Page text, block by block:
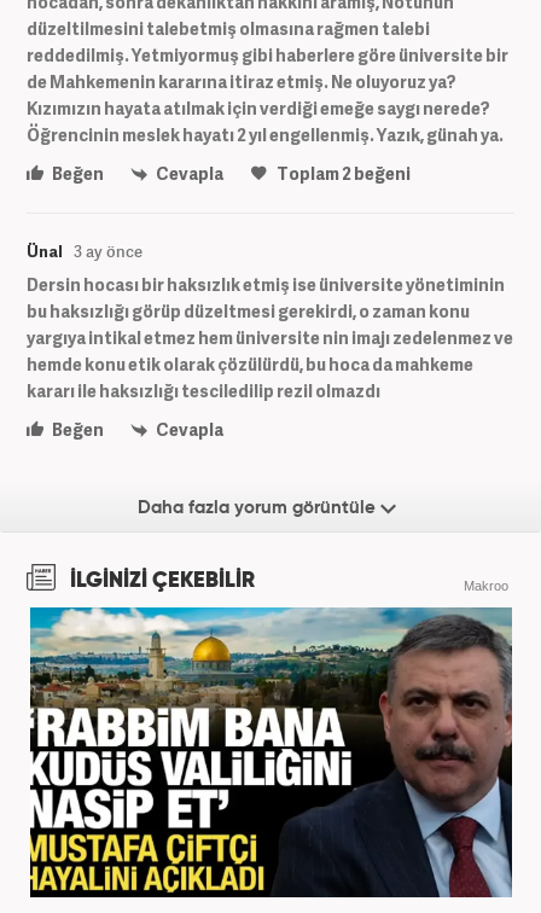
düzeltilmesini talebetmiş olmasına rağmen talebi
reddedilmiş. Yetmiyormuş gibi haberlere göre üniversite bir
de Mahkemenin kararına itiraz etmiş. Ne oluyoruz ya?
Kızımızın hayata atılmak için verdiği emeğe saygı nerede?
Öğrencinin meslek hayatı 2 yıl engellenmiş. Yazık, günah ya.
Beğen
Cevapla Toplam2 beğeni
Ünal 3 ay önce
Dersin hocası bir haksızlık etmiş ise üniversite yönetiminin
bu haksızlığı görüp düzeltmesi gerekirdi, o zaman konu
yargıya intikal etmez hem üniversite nin imajı zedelenmez ve
hemde konu etik olarak çözülürdü, bu hoca da mahkeme
kararı ile haksızlığı tesciledilip rezil olmazdı
Beğen
Cevapla
Daha fazla yorum görüntüle
İLGİNİZİ ÇEKEBİLİR Makroo